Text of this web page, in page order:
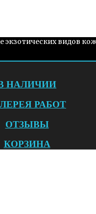
экзотических видов
НАЛИЧИИ
РАБОТ
ОТЗЫВЫ
КОРЗИНА